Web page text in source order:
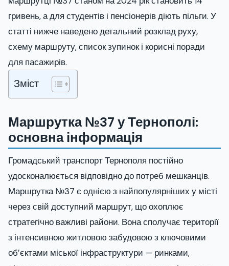
гривень, а для студентів і пенсіонерів діють пільги. У
статті нижче наведено детальний розклад руху,
схему маршруту, список зупинок і корисні поради
для пасажирів.
Зміст
Маршрутка №37 у Тернополі:
основна інформація
Громадський транспорт Тернополя постійно
удосконалюється відповідно до потреб мешканців.
Маршрутка №37 є однією з найпопулярніших у місті
через свій доступний маршрут, що охоплює
стратегічно важливі райони. Вона сполучає території
з інтенсивною житловою забудовою з ключовими
об’єктами міської інфраструктури — ринками,